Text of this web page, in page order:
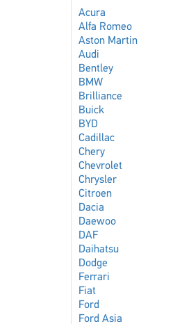
Acura
Alfa Romeo
Aston Martin
Audi
Bentley
BMW
Brilliance
Buick
BYD
Cadillac
Chery
Chevrolet
Chrysler
Citroen
Dacia
Daewoo
DAF
Daihatsu
Dodge
Ferrari
Fiat
Ford
Ford Asia